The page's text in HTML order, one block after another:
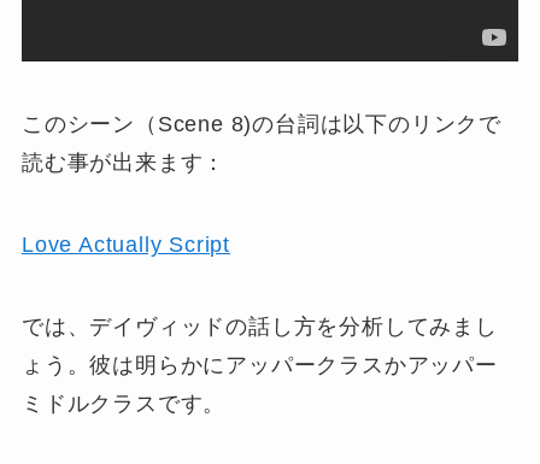
このシーン（Scene 8)の台詞は以下のリンクで
読む事が出来ます：
Love Actually Script
では、デイヴィッドの話し方を分析してみまし
ょう。彼は明らかにアッパークラスかアッパー
ミドルクラスです。